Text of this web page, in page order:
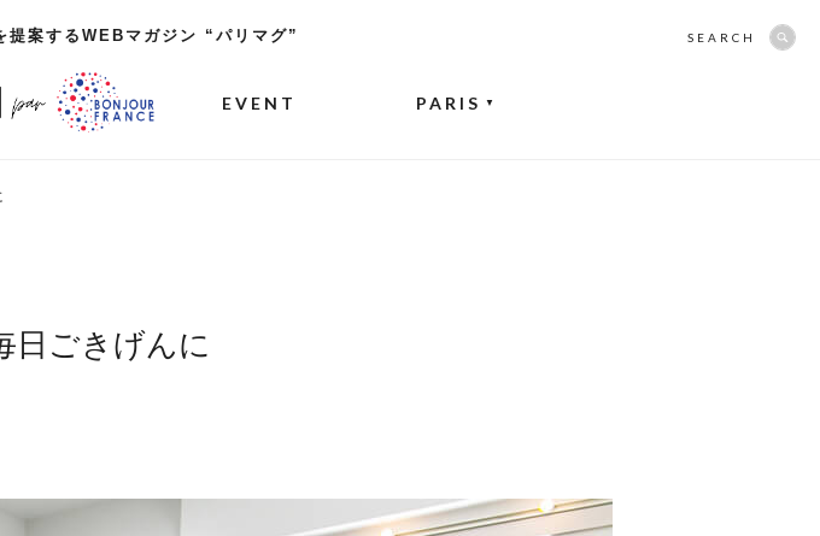
提案するWEBマガジン “パリマグ”
EVENT PARIS ▼
SEARCH
日ごきげんに